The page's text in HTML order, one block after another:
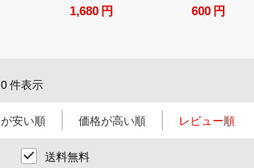
1,680 円 600 円
件表示
安い順 価格が高い順 レビュー順
送料無料